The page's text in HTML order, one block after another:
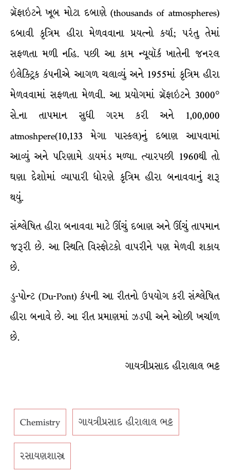
ગ્રૅફાઇટને ખૂબ મોટા દબાણે (thousands of atmospheres)
દબાવી કૃત્રિમ હીરા મેળવવાના પ્રયત્નો કર્યા; પરંતુ તેમાં
સફળતા મળી નહિ. પછી આ કામ ન્યૂયૉર્ક ખાતેની જનરલ
ઇલેક્ટ્રિક કંપનીએ આગળ ચલાવ્યું અને 1955માં કૃત્રિમ હીરા
મેળવવામાં સફળતા મેળવી. આ પ્રયોગમાં ગ્રૅફાઇટને 3000°
સે.ના તાપમાન સુધી ગરમ કરી અને 1,00,000
atmoshpere(10,133 મેગા પાસ્કલ)નું દબાણ આપવામાં
આવ્યું અને પરિણામે ડાયમંડ મળ્યા. ત્યારપછી 1960થી તો
ઘણા દેશોમાં વ્યાપારી ધોરણે કૃત્રિમ હીરા બનાવવાનું શરૂ
થયું.
સંશ્લેષિત હીરા બનાવવા માટે ઊંચું દબાણ અને ઊંચું તાપમાન
જરૂરી છે. આ સ્થિતિ વિસ્ફોટકો વાપરીને પણ મેળવી શકાય
છે.
ડુ-પોન્ટ (Du-Pont) કંપની આ રીતનો ઉપયોગ કરી સંશ્લેષિત
હીરા બનાવે છે. આ રીત પ્રમાણમાં ઝડપી અને ઓછી ખર્ચાળ
છે.
ગાયત્રીપ્રસાદ હીરાલાલ ભટ્ટ
Chemistry ગાયત્રીપ્રસાદ હીરાલાલ ભટ્ટ
રસાયણશાસ્ત્ર